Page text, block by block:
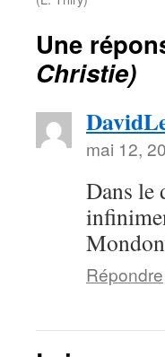
Une
Christie)
mai 12,
Dans le
Répondre